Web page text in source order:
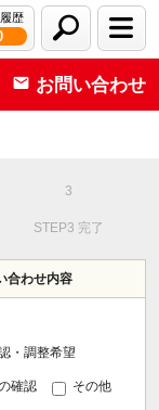
歴
お問い合わせ
STEP3 完了
合わせ内容
・調整希望
確認 その他